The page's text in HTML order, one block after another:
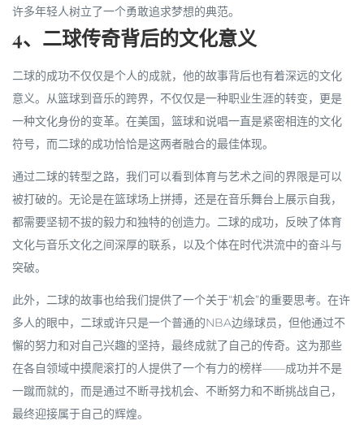
许多年轻人树立了一个勇敢追求梦想的典范。
4、二球传奇背后的文化意义
二球的成功不仅仅是个人的成就，他的故事背后也有着深远的文化
意义。从篮球到音乐的跨界，不仅仅是一种职业生涯的转变，更是
一种文化身份的变革。在美国，篮球和说唱一直是紧密相连的文化
符号，而二球的成功恰恰是这两者融合的最佳体现。
通过二球的转型之路，我们可以看到体育与艺术之间的界限是可以
被打破的。无论是在篮球场上拼搏，还是在音乐舞台上展示自我，
都需要坚韧不拔的毅力和独特的创造力。二球的成功，反映了体育
文化与音乐文化之间深厚的联系，以及个体在时代洪流中的奋斗与
突破。
此外，二球的故事也给我们提供了一个关于“机会”的重要思考。在许
多人的眼中，二球或许只是一个普通的NBA边缘球员，但他通过不
懈的努力和对自己兴趣的坚持，最终成就了自己的传奇。这为那些
在各自领域中摸爬滚打的人提供了一个有力的榜样——成功并不是
一蹴而就的，而是通过不断寻找机会、不断努力和不断挑战自己，
最终迎接属于自己的辉煌。